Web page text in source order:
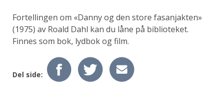
Fortellingen om «Danny og den store fasanjakten»
(1975) av Roald Dahl kan du låne på biblioteket.
Finnes som bok, lydbok og film.
Del side: